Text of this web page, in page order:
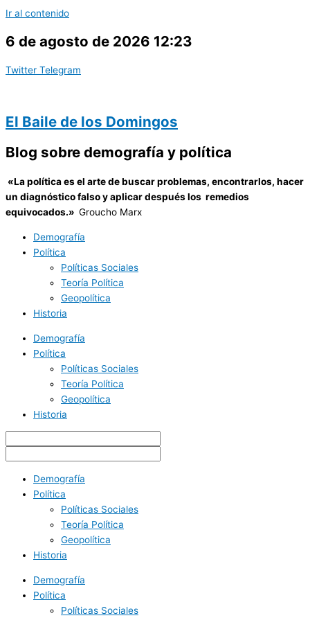
Ir al contenido
6 de agosto de 2026 12:23
Twitter Telegram
El Baile de los Domingos
Blog sobre demografía y política
«La política es el arte de buscar problemas, encontrarlos, hacer
un diagnóstico falso y aplicar después los remedios
equivocados.» Groucho Marx
Demografía
Política
Políticas Sociales
Teoría Política
Geopolítica
Historia
Demografía
Política
Políticas Sociales
Teoría Política
Geopolítica
Historia
Demografía
Política
Políticas Sociales
Teoría Política
Geopolítica
Historia
Demografía
Política
Políticas Sociales